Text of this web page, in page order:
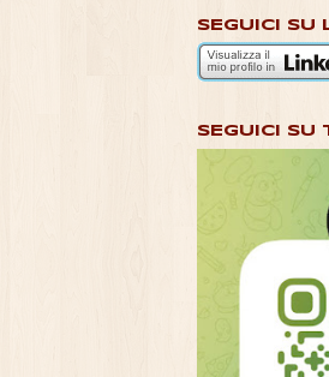
SEGUICI SU
SEGUICI SU